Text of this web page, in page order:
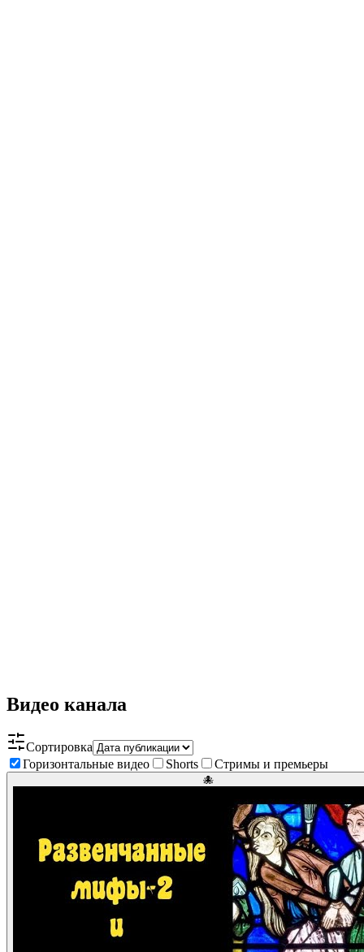
Видео канала
Сортировка
Горизонтальные видео
Shorts Стримы и премьеры
🐙